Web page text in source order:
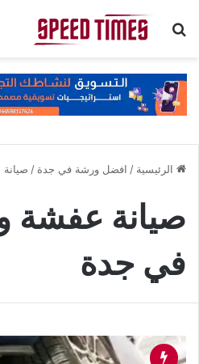
بحث عن
الرئيسية / افضل ورشة في جدة /
صيانة عفشة
في جدة